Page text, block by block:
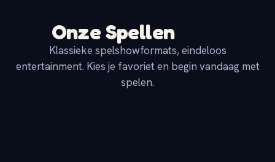
Onze Spellen
Klassieke spelshowformats, eindeloos
entertainment. Kies je favoriet en begin vandaag met
spelen.